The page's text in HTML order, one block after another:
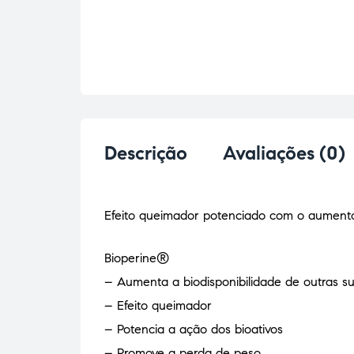
Descrição Avaliações (0)
Efeito queimador potenciado com o
Bioperine®
– Aumenta a biodisponibilidade de outras
– Efeito queimador
– Potencia a ação dos bioativos